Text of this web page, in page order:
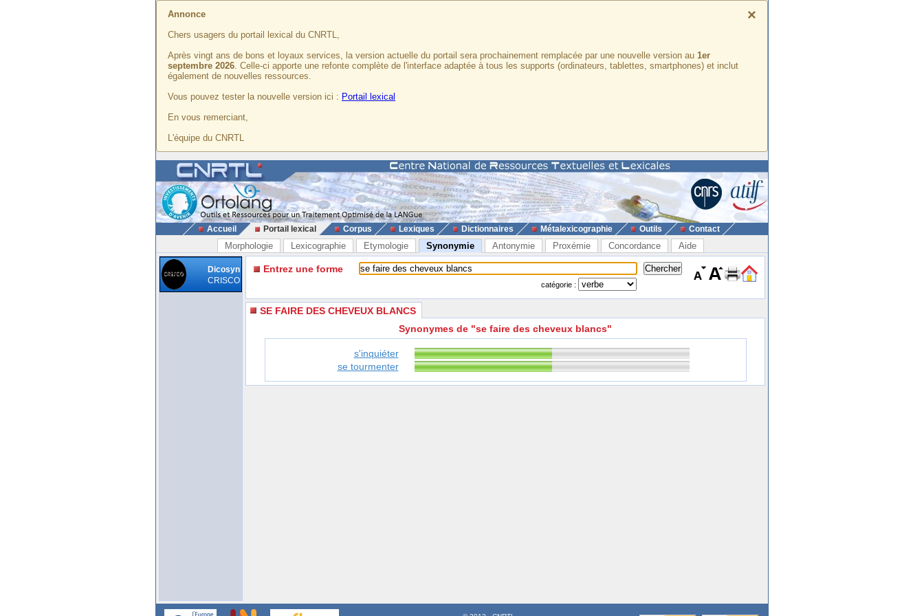
×
Annonce
Chers usagers du portail lexical du CNRTL,
Après vingt ans de bons et loyaux services, la version actuelle du portail sera prochainement remplacée par une nouvelle version au 1er
septembre 2026. Celle-ci apporte une refonte complète de l'interface adaptée à tous les supports (ordinateurs, tablettes, smartphones) et inclut
également de nouvelles ressources.
Vous pouvez tester la nouvelle version ici : Portail lexical
En vous remerciant,
L'équipe du CNRTL
Accueil Portail lexical Corpus Lexiques Dictionnaires Métalexicographie Outils Contact
Morphologie Lexicographie Etymologie Synonymie Antonymie Proxémie Concordance Aide
Dicosyn
CRISCO
Entrez une forme
catégorie :
SE FAIRE DES CHEVEUX BLANCS
Synonymes de "se faire des cheveux blancs"
s'inquiéter
se tourmenter